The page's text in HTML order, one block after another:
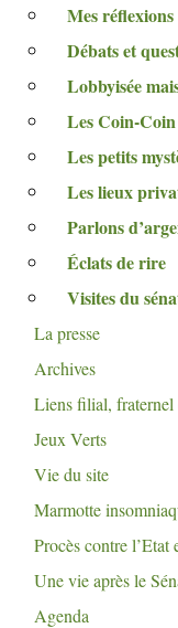
Mes réflexions
Débats et
Lobbyisée
Les Coin-
Les petits
Les lieux
Parlons
Éclats de rire
Visites du
La presse
Archives
Liens filial, fraternel
Jeux Verts
Vie du site
Marmotte
Procès contre l’Etat
Une vie après le
Agenda